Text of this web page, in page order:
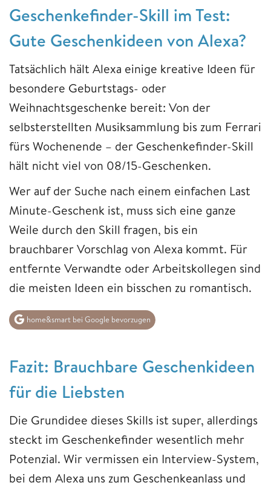
Geschenkefinder-Skill im Test:
Gute Geschenkideen von Alexa?
Tatsächlich hält Alexa einige kreative Ideen für
besondere Geburtstags- oder
Weihnachtsgeschenke bereit: Von der
selbsterstellten Musiksammlung bis zum Ferrari
fürs Wochenende – der Geschenkefinder-Skill
hält nicht viel von 08/15-Geschenken.
Wer auf der Suche nach einem einfachen Last
Minute-Geschenk ist, muss sich eine ganze
Weile durch den Skill fragen, bis ein
brauchbarer Vorschlag von Alexa kommt. Für
entfernte Verwandte oder Arbeitskollegen sind
die meisten Ideen ein bisschen zu romantisch.
home&smart bei Google bevorzugen
Fazit: Brauchbare Geschenkideen
für die Liebsten
Die Grundidee dieses Skills ist super, allerdings
steckt im Geschenkefinder wesentlich mehr
Potenzial. Wir vermissen ein Interview-System,
bei dem Alexa uns zum Geschenkeanlass und